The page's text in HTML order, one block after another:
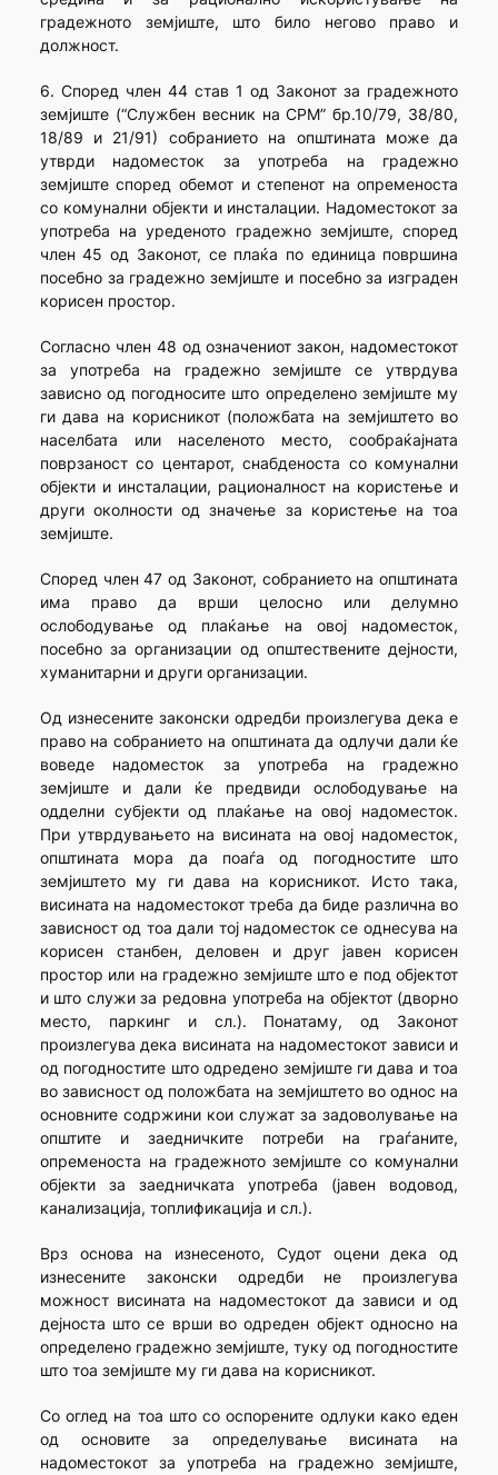
градежното земјиште, што било негово право и
должност.
6. Според член 44 став 1 од Законот за градежното
земјиште (“Службен весник на СРМ” бр.10/79, 38/80,
18/89 и 21/91) собранието на општината може да
утврди надоместок за употреба на градежно
земјиште според обемот и степенот на опременоста
со комунални објекти и инсталации. Надоместокот за
употреба на уреденото градежно земјиште, според
член 45 од Законот, се плаќа по единица површина
посебно за градежно земјиште и посебно за изграден
корисен простор.
Согласно член 48 од означениот закон, надоместокот
за употреба на градежно земјиште се утврдува
зависно од погодносите што определено земјиште му
ги дава на корисникот (положбата на земјиштето во
населбата или населеното место, сообраќајната
поврзаност со центарот, снабденоста со комунални
објекти и инсталации, рационалност на користење и
други околности од значење за користење на тоа
земјиште.
Според член 47 од Законот, собранието на општината
има право да врши целосно или делумно
ослободување од плаќање на овој надоместок,
посебно за организации од општествените дејности,
хуманитарни и други организации.
Од изнесените законски одредби произлегува дека е
право на собранието на општината да одлучи дали ќе
воведе надоместок за употреба на градежно
земјиште и дали ќе предвиди ослободување на
одделни субјекти од плаќање на овој надоместок.
При утврдувањето на висината на овој надоместок,
општината мора да поаѓа од погодностите што
земјиштето му ги дава на корисникот. Исто така,
висината на надоместокот треба да биде различна во
зависност од тоа дали тој надоместок се однесува на
корисен станбен, деловен и друг јавен корисен
простор или на градежно земјиште што е под објектот
и што служи за редовна употреба на објектот (дворно
место, паркинг и сл.). Понатаму, од Законот
произлегува дека висината на надоместокот зависи и
од погодностите што одредено земјиште ги дава и тоа
во зависност од положбата на земјиштето во однос на
основните содржини кои служат за задоволување на
општите и заедничките потреби на граѓаните,
опременоста на градежното земјиште со комунални
објекти за заедничката употреба (јавен водовод,
канализација, топлификација и сл.).
Врз основа на изнесеното, Судот оцени дека од
изнесените законски одредби не произлегува
можност висината на надоместокот да зависи и од
дејноста што се врши во одреден објект односно на
определено градежно земјиште, туку од погодностите
што тоа земјиште му ги дава на корисникот.
Со оглед на тоа што со оспорените одлуки како еден
од основите за определување висината на
надоместокот за употреба на градежно земјиште,